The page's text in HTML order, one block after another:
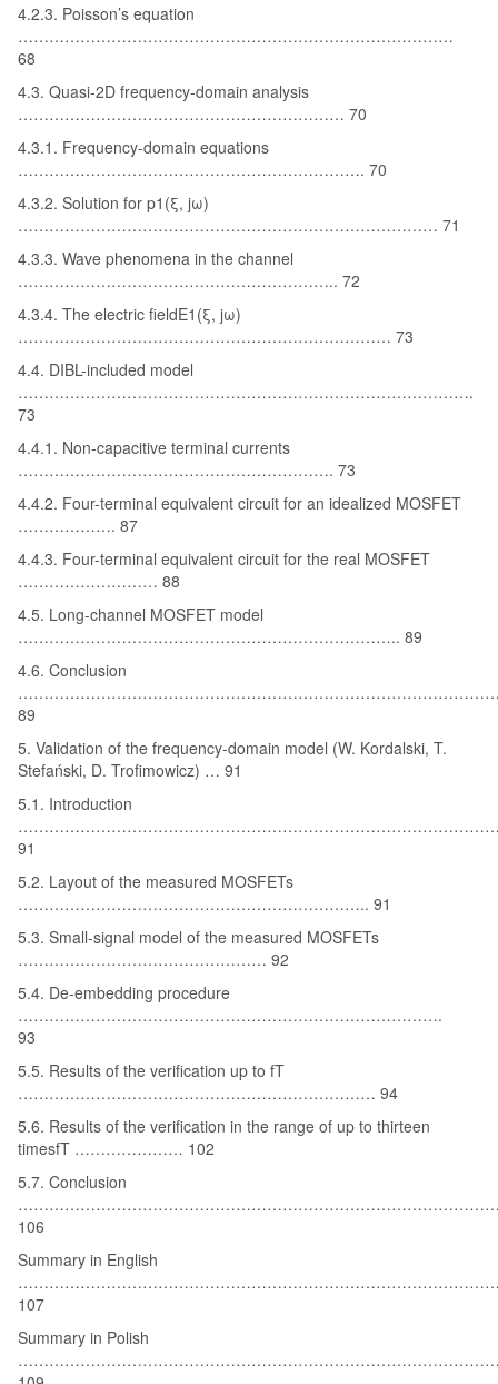
4.2.3. Poisson’s equation
…………………………………………………………………………
68
4.3. Quasi-2D frequency-domain analysis
……………………………………………………… 70
4.3.1. Frequency-domain equations
…………………………………………………………. 70
4.3.2. Solution for p1(ξ, jω)
……………………………………………………………………… 71
4.3.3. Wave phenomena in the channel
…………………………………………………….. 72
4.3.4. The electric fieldE1(ξ, jω)
……………………………………………………………… 73
4.4. DIBL-included model
…………………………………………………………………………….
73
4.4.1. Non-capacitive terminal currents
……………………………………………………. 73
4.4.2. Four-terminal equivalent circuit for an idealized MOSFET
………………. 87
4.4.3. Four-terminal equivalent circuit for the real MOSFET
……………………… 88
4.5. Long-channel MOSFET model
……………………………………………………………….. 89
4.6. Conclusion
89
5. Validation of the frequency-domain model (W. Kordalski, T.
Stefański, D. Trofimowicz) … 91
5.1. Introduction
91
5.2. Layout of the measured MOSFETs
………………………………………………………….. 91
5.3. Small-signal model of the measured MOSFETs
………………………………………… 92
5.4. De-embedding procedure
……………………………………………………………………….
93
5.5. Results of the verification up to fT
…………………………………………………………… 94
5.6. Results of the verification in the range of up to thirteen
timesfT ………………… 102
5.7. Conclusion
106
Summary in English
107
Summary in Polish